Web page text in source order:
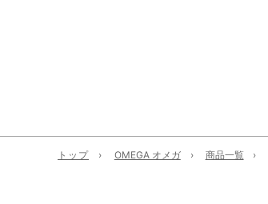
トップ OMEGA オメガ 商品一覧